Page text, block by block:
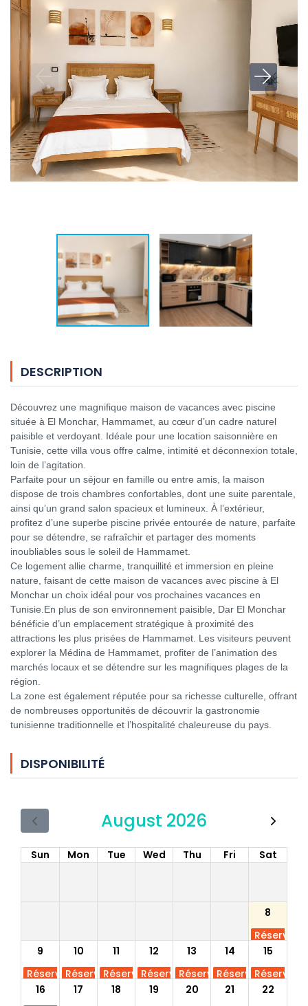
DESCRIPTION
Découvrez une magnifique maison de vacances avec piscine
située à El Monchar, Hammamet, au cœur d’un cadre naturel
paisible et verdoyant. Idéale pour une location saisonnière en
Tunisie, cette villa vous offre calme, intimité et déconnexion totale,
loin de l’agitation.
Parfaite pour un séjour en famille ou entre amis, la maison
dispose de trois chambres confortables, dont une suite parentale,
ainsi qu’un grand salon spacieux et lumineux. À l’extérieur,
profitez d’une superbe piscine privée entourée de nature, parfaite
pour se détendre, se rafraîchir et partager des moments
inoubliables sous le soleil de Hammamet.
Ce logement allie charme, tranquillité et immersion en pleine
nature, faisant de cette maison de vacances avec piscine à El
Monchar un choix idéal pour vos prochaines vacances en
Tunisie.En plus de son environnement paisible, Dar El Monchar
bénéficie d’un emplacement stratégique à proximité des
attractions les plus prisées de Hammamet. Les visiteurs peuvent
explorer la Médina de Hammamet, profiter de l’animation des
marchés locaux et se détendre sur les magnifiques plages de la
région.
La zone est également réputée pour sa richesse culturelle, offrant
de nombreuses opportunités de découvrir la gastronomie
tunisienne traditionnelle et l’hospitalité chaleureuse du pays.
DISPONIBILITÉ
August 2026
Sun Mon Tue Wed Thu Fri Sat
8
Réservé
9
10 11 12 13 14
15
RéservéRéservéRéservéRéservéRéservéRéservéRéservé
16
17 18 19 20 21
22